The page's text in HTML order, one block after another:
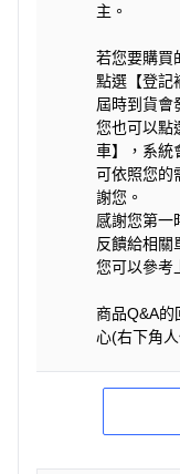
主。
若您要購買
點選【登記
屆時到貨會
您也可以點
車】，系統
可依照您的
謝您。
感謝您第一
反饋給相關
您可以參考
商品Q&A的
心(右下角